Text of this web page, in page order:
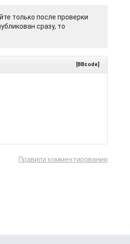
только после проверки
сразу, то
[BBcode]
Правила комментирования